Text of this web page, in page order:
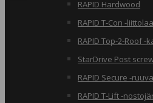
RAPID Hardwood
RAPID T-Con -
RAPID Top-2-Roof
StarDrive Post
RAPID Secure -
RAPID T-Lift -